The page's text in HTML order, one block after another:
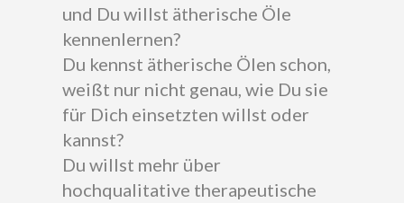
und Du willst ätherische Öle
kennenlernen?
Du kennst ätherische Ölen schon,
weißt nur nicht genau, wie Du sie
für Dich einsetzten willst oder
kannst?
Du willst mehr über
hochqualitative therapeutische